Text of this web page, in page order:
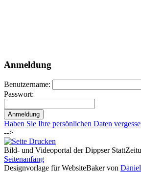
Anmeldung
Benutzername:
Passwort:
Haben Sie Ihre persönlichen Daten
-->
Bild- und Videoportal der Dippser
Seitenanfang
Designvorlage für WebsiteBaker von